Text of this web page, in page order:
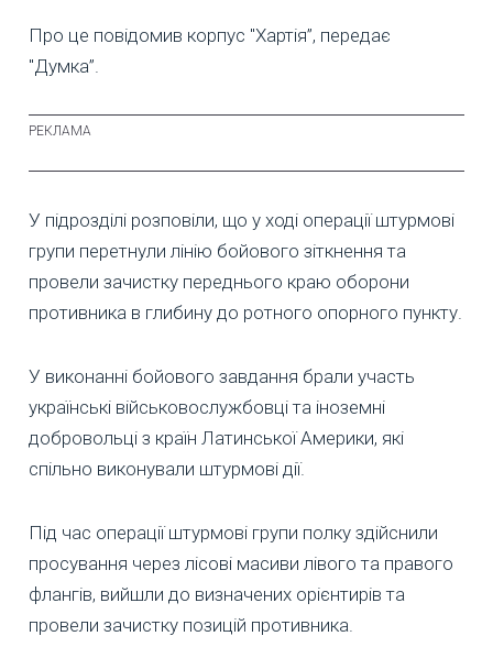
Про це повідомив корпус "Хартія”, передає
"Думка”.
У підрозділі розповіли, що у ході операції штурмові
групи перетнули лінію бойового зіткнення та
провели зачистку переднього краю оборони
противника в глибину до ротного опорного пункту.
У виконанні бойового завдання брали участь
українські військовослужбовці та іноземні
добровольці з країн Латинської Америки, які
спільно виконували штурмові дії.
Під час операції штурмові групи полку здійснили
просування через лісові масиви лівого та правого
флангів, вийшли до визначених орієнтирів та
провели зачистку позицій противника.